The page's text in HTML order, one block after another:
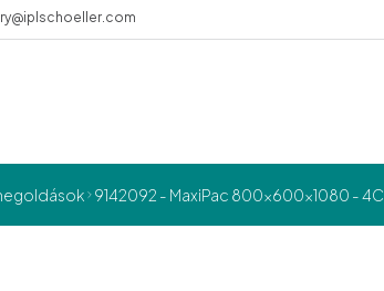
9142092 - MaxiPac 800x600x1080 -